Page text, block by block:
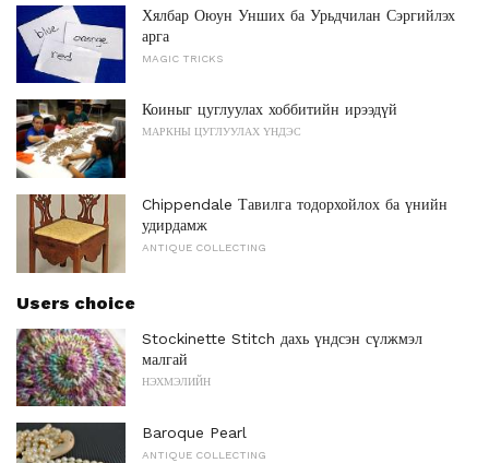
Хялбар Оюун Унших ба Урьдчилан Сэргийлэх
арга
MAGIC TRICKS
Коиныг цуглуулах хоббитийн ирээдүй
МАРКНЫ ЦУГЛУУЛАХ ҮНДЭС
Chippendale Тавилга тодорхойлох ба үнийн
удирдамж
ANTIQUE COLLECTING
Users choice
Stockinette Stitch дахь үндсэн сүлжмэл
малгай
НЭХМЭЛИЙН
Baroque Pearl
ANTIQUE COLLECTING